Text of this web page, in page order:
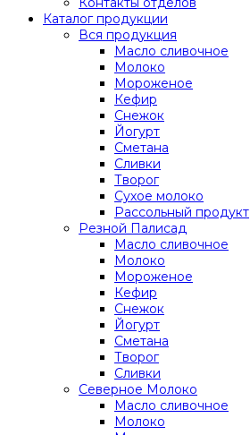
Каталог продукции
Вся продукция
Масло сливочное
Молоко
Мороженое
Кефир
Снежок
Йогурт
Сметана
Сливки
Творог
Сухое молоко
Рассольный продукт
Резной Палисад
Масло сливочное
Молоко
Мороженое
Кефир
Снежок
Йогурт
Сметана
Творог
Сливки
Северное Молоко
Масло сливочное
Молоко